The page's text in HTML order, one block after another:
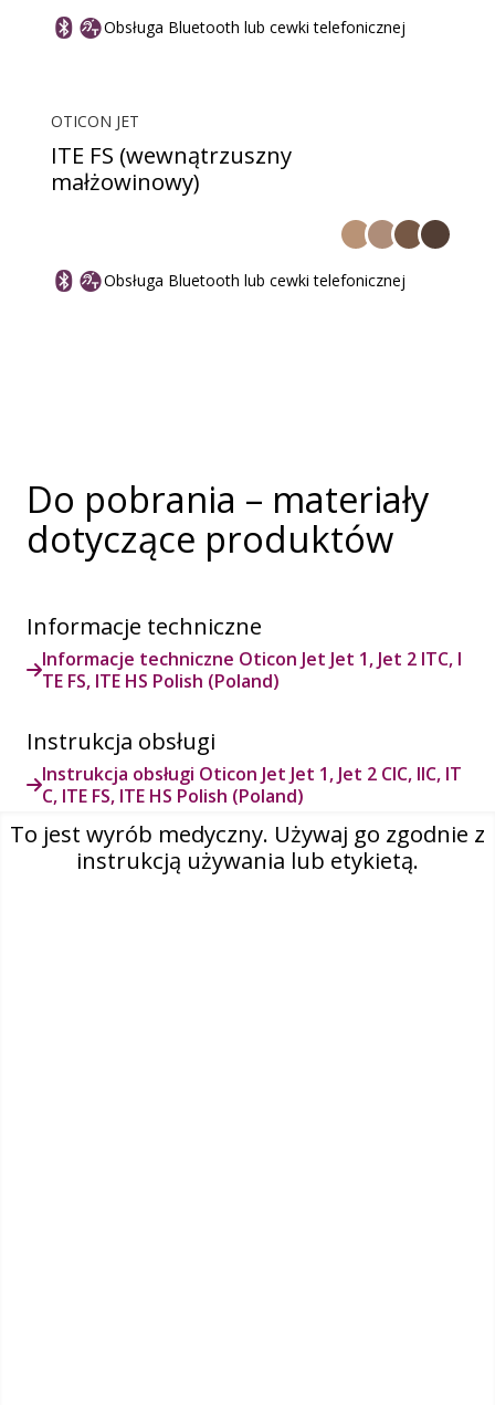
Obsługa Bluetooth lub cewki telefonicznej
OTICON JET
ITE FS (wewnątrzuszny
małżowinowy)
Obsługa Bluetooth lub cewki telefonicznej
Do pobrania – materiały
dotyczące produktów
Informacje techniczne
Informacje techniczne Oticon Jet Jet 1, Jet 2 ITC, I
TE FS, ITE HS Polish (Poland)
Instrukcja obsługi
Instrukcja obsługi Oticon Jet Jet 1, Jet 2 CIC, IIC, IT
C, ITE FS, ITE HS Polish (Poland)
To jest wyrób medyczny. Używaj go zgodnie z
instrukcją używania lub etykietą.